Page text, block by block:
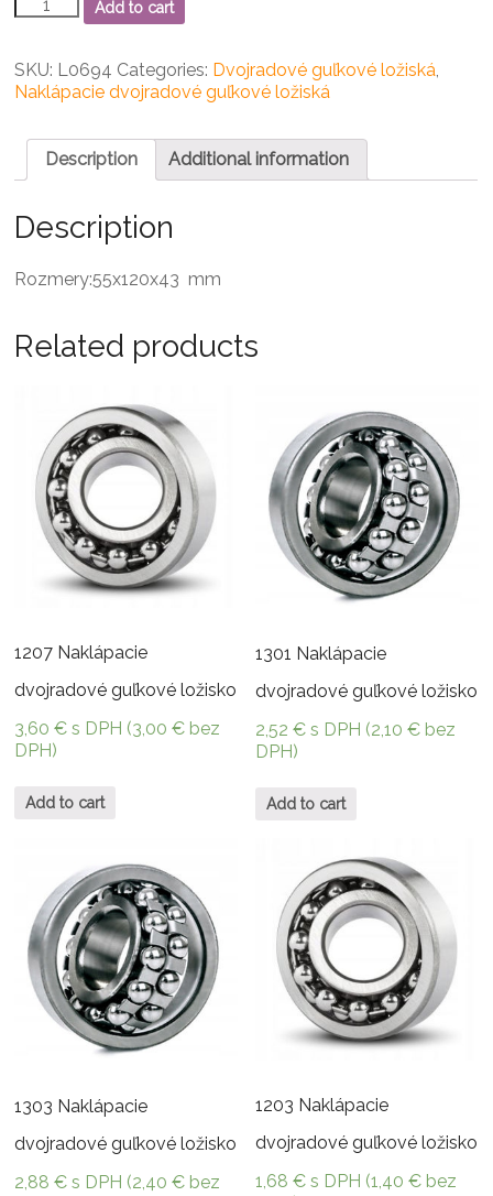
Naklápacie
guľkové
ložisko
Add to cart
SKU: L0694 Categories: Dvojradové guľkové ložiská,
Naklápacie dvojradové guľkové ložiská
Description Additional information
Description
Rozmery:55x120x43 mm
Related products
1207 Naklápacie
dvojradové guľkové ložisko
3,60€ s DPH (3,00€ bez
DPH)
Add to cart
1301 Naklápacie
dvojradové guľkové ložisko
2,52€ s DPH (2,10€ bez
DPH)
Add to cart
1303 Naklápacie
dvojradové guľkové ložisko
2,88€ s DPH (2,40€ bez
1203 Naklápacie
dvojradové guľkové ložisko
1,68€ s DPH (1,40€ bez